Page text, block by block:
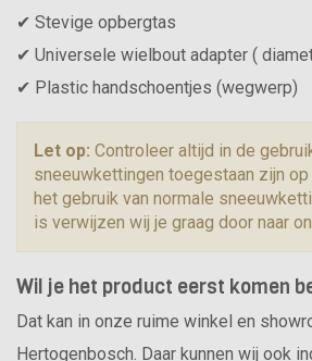
✔ Stevige opbergtas
✔ Universele wielbout adapter (
✔ Plastic handschoentjes (wegwerp)
Let op: Controleer altijd in de
sneeuwkettingen toegestaan zijn
het gebruik van normale
is verwijzen wij je graag door naar
Wil je het product eerst komen
Dat kan in onze ruime winkel en
Hertogenbosch. Daar kunnen wij ook